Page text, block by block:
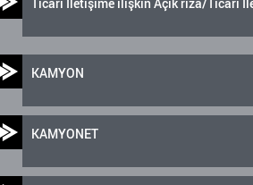
KAMYON
KAMYONET